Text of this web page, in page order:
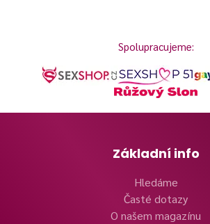
Spolupracujeme:
Základní info
Hledáme
Časté dotazy
O našem magazínu